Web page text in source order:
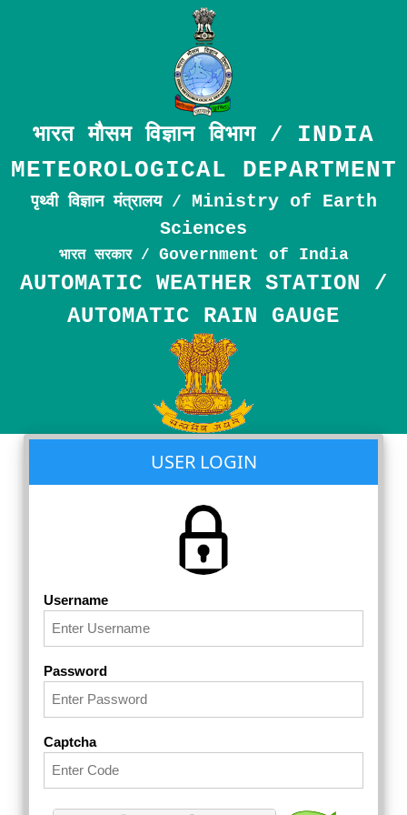
भारत मौसम विज्ञान विभाग / INDIA
METEOROLOGICAL DEPARTMENT
पृथ्वी विज्ञान मंत्रालय / Ministry of Earth
Sciences
भारत सरकार / Government of India
AUTOMATIC WEATHER STATION /
AUTOMATIC RAIN GAUGE
USER LOGIN
Username
Password
Captcha